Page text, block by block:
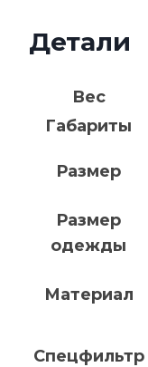
Детали
Вес
Габариты
Размер
Размер
одежды
Материал
Спецфильтр